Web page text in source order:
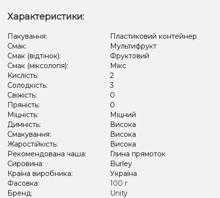
Характеристики:
Пакування:
Пластиковий контейнер
Смак:
Мультифрукт
Смак (відтінок):
Фруктовий
Смак (міксологія):
Мікс
Кислість:
2
Солодкість:
3
Свіжість:
0
Пряність:
0
Міцність:
Міцний
Димність:
Висока
Смакування:
Висока
Жаростійкість:
Висока
Рекомендована чаша:
Глина прямоток
Сировина:
Burley
Країна виробника:
Україна
Фасовка:
100 г
Бренд:
Unity